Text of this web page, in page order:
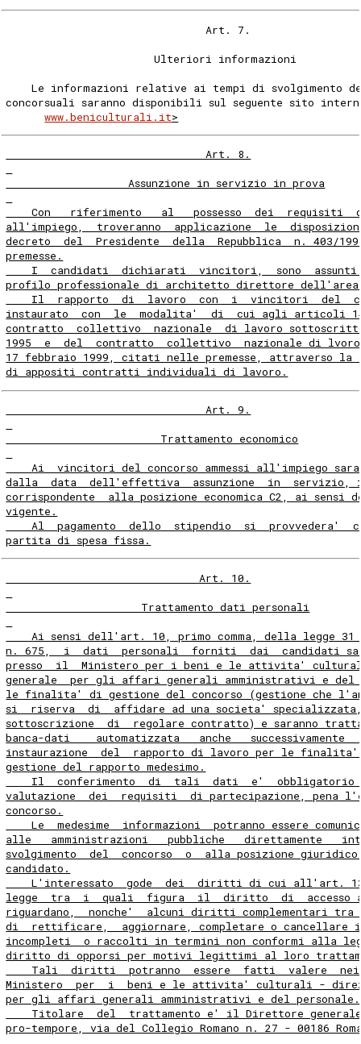
                               Art. 7.
                       Ulteriori informazioni
Le informazioni relative ai tempi di svolgimento
concorsuali saranno disponibili sul seguente sito
www.beniculturali.it>
                               Art. 8.
                   Assunzione in servizio in prova
Con   riferimento   al   possesso  dei  requisiti
all'impiego,  troveranno  applicazione  le
decreto  del  Presidente  della  Repubblica  n. 403/
premesse.
I  candidati  dichiarati  vincitori,  sono
profilo professionale di architetto direttore dell'area
Il  rapporto  di  lavoro  con  i  vincitori  del
instaurato  con  le  modalita'  di  cui agli articoli
contratto  collettivo  nazionale  di lavoro
1995  e  del  contratto  collettivo  nazionale di
17 febbraio 1999, citati nelle premesse, attraverso la
di appositi contratti individuali di lavoro.
                               Art. 9.
                        Trattamento economico
Ai  vincitori del concorso ammessi all'impiego
dalla  data  dell'effettiva  assunzione  in  servizio,
corrispondente  alla posizione economica C2, ai sensi
vigente.
Al  pagamento  dello  stipendio  si  provvedera'
partita di spesa fissa.
                              Art. 10.
                     Trattamento dati personali
Ai sensi dell'art. 10, primo comma, della legge 31
n. 675,  i  dati  personali  forniti  dai  candidati
presso  il  Ministero per i beni e le attivita'
generale  per gli affari generali amministrativi e del
le finalita' di gestione del concorso (gestione che
si  riserva  di  affidare ad una societa'
sottoscrizione  di  regolare contratto) e saranno
banca-dati    automatizzata   anche   successivamente
instaurazione  del  rapporto di lavoro per le
gestione del rapporto medesimo.
Il  conferimento  di  tali  dati  e'  obbligatorio
valutazione  dei  requisiti  di partecipazione, pena
concorso.
Le  medesime  informazioni  potranno essere
alle   amministrazioni   pubbliche   direttamente
svolgimento  del  concorso  o  alla posizione giuridico
candidato.
L'interessato  gode  dei  diritti di cui all'art.
legge  tra  i  quali  figura  il  diritto  di  accesso
riguardano,  nonche'  alcuni diritti complementari
di  rettificare,  aggiornare, completare o cancellare
incompleti  o raccolti in termini non conformi alla
diritto di opporsi per motivi legittimi al loro
Tali  diritti  potranno  essere  fatti  valere
Ministero  per  i  beni e le attivita' culturali -
per gli affari generali amministrativi e del personale.
Titolare  del  trattamento e' il Direttore
pro-tempore, via del Collegio Romano n. 27 - 00186